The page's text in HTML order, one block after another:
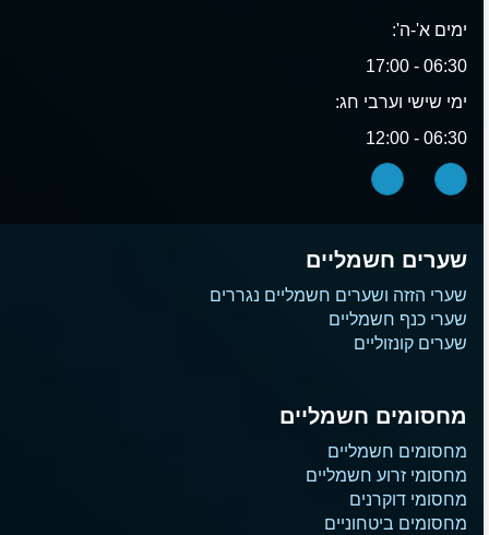
ימים א'-ה':
06:30 - 17:00
ימי שישי וערבי חג:
06:30 - 12:00
שערים חשמליים
שערי הזזה ושערים חשמליים נגררים
שערי כנף חשמליים
שערים קונזוליים
מחסומים חשמליים
מחסומים חשמליים
מחסומי זרוע חשמליים
מחסומי דוקרנים
מחסומים ביטחוניים